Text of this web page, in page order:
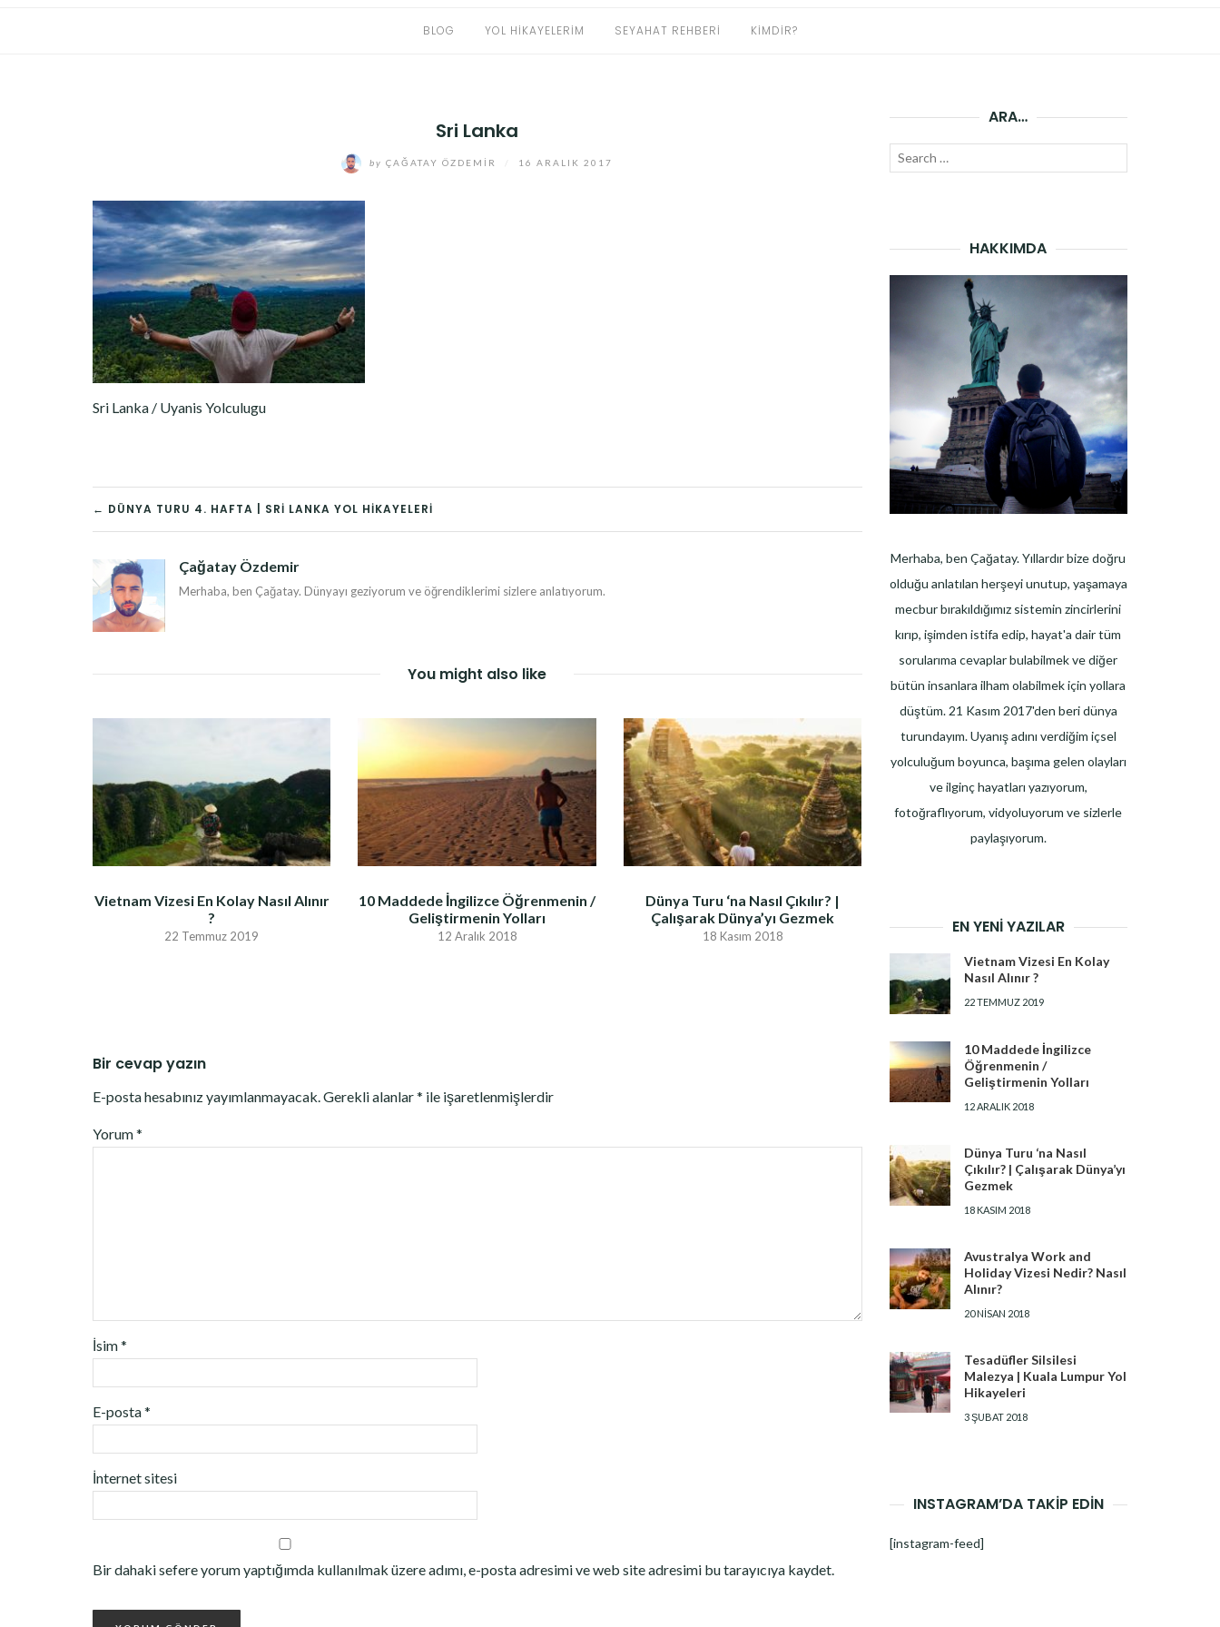
BLOG YOL HIKAYELERIM SEYAHAT REHBERI KIMDIR?
Sri Lanka
by ÇAĞATAY ÖZDEMIR 16 ARALIK 2017
Sri Lanka / Uyanis Yolculugu
YAZI
DOLAŞIMI
← DÜNYA TURU 4. HAFTA | SRI LANKA YOL HIKAYELERI
Çağatay Özdemir
Merhaba, ben Çağatay. Dünyayı geziyorum ve öğrendiklerimi sizlere anlatıyorum.
You might also like
Vietnam Vizesi En Kolay Nasıl Alınır
?
22 Temmuz 2019
10 Maddede İngilizce Öğrenmenin /
Geliştirmenin Yolları
12 Aralık 2018
Dünya Turu ‘na Nasıl Çıkılır? |
Çalışarak Dünya’yı Gezmek
18 Kasım 2018
Bir cevap yazın
E-posta hesabınız yayımlanmayacak.Gerekli alanlar* ile işaretlenmişlerdir
Yorum*
İsim*
E-posta*
İnternet sitesi
Bir dahaki sefere yorum yaptığımda kullanılmak üzere adımı, e-posta adresimi ve web site adresimi bu tarayıcıya kaydet.
ARA…
Search
HAKKIMDA
Merhaba, ben Çağatay. Yıllardır bize doğru
olduğu anlatılan herşeyi unutup, yaşamaya
mecbur bırakıldığımız sistemin zincirlerini
kırıp, işimden istifa edip, hayat'a dair tüm
sorularıma cevaplar bulabilmek ve diğer
bütün insanlara ilham olabilmek için yollara
düştüm. 21 Kasım 2017'den beri dünya
turundayım. Uyanış adını verdiğim içsel
yolculuğum boyunca, başıma gelen olayları
ve ilginç hayatları yazıyorum,
fotoğraflıyorum, vidyoluyorum ve sizlerle
paylaşıyorum.
EN YENI YAZILAR
Vietnam Vizesi En Kolay
Nasıl Alınır ?
22 TEMMUZ 2019
10 Maddede İngilizce
Öğrenmenin /
Geliştirmenin Yolları
12 ARALIK 2018
Dünya Turu ‘na Nasıl
Çıkılır? | Çalışarak Dünya’yı
Gezmek
18 KASIM 2018
Avustralya Work and
Holiday Vizesi Nedir? Nasıl
Alınır?
20 NISAN 2018
Tesadüfler Silsilesi
Malezya | Kuala Lumpur Yol
Hikayeleri
3 ŞUBAT 2018
INSTAGRAM’DA TAKİP EDİN
[instagram-feed]